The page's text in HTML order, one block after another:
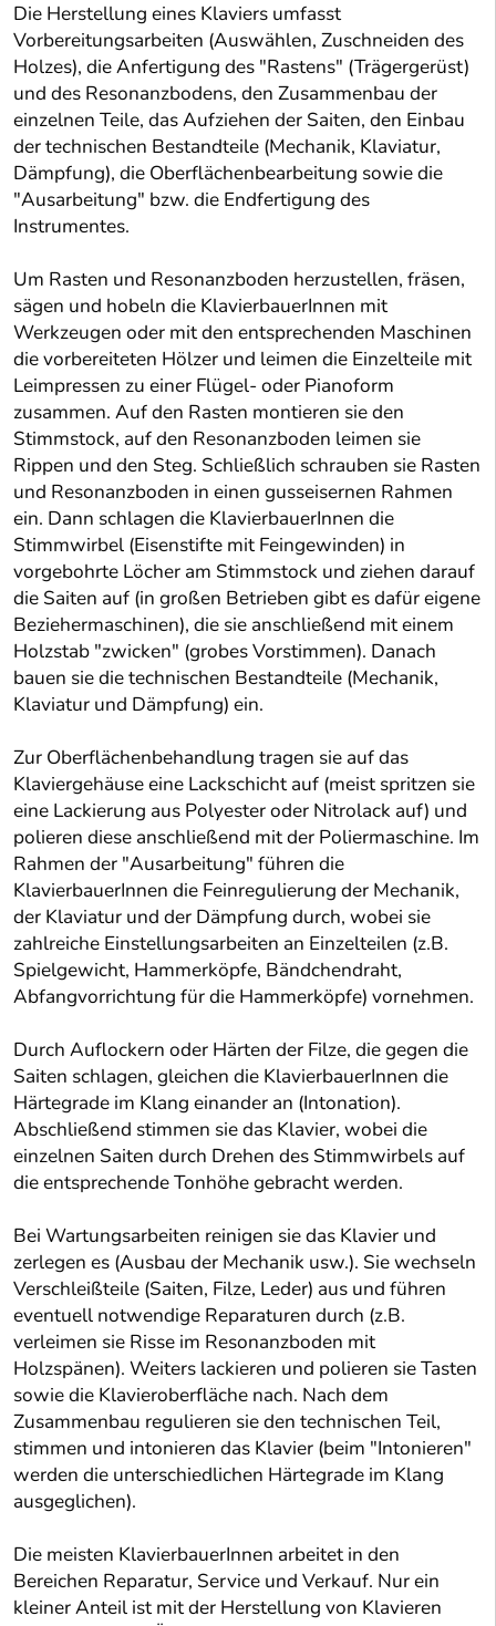
Die Herstellung eines Klaviers umfasst
Vorbereitungsarbeiten (Auswählen, Zuschneiden des
Holzes), die Anfertigung des "Rastens" (Trägergerüst)
und des Resonanzbodens, den Zusammenbau der
einzelnen Teile, das Aufziehen der Saiten, den Einbau
der technischen Bestandteile (Mechanik, Klaviatur,
Dämpfung), die Oberflächenbearbeitung sowie die
"Ausarbeitung" bzw. die Endfertigung des
Instrumentes.
Um Rasten und Resonanzboden herzustellen, fräsen,
sägen und hobeln die KlavierbauerInnen mit
Werkzeugen oder mit den entsprechenden Maschinen
die vorbereiteten Hölzer und leimen die Einzelteile mit
Leimpressen zu einer Flügel- oder Pianoform
zusammen. Auf den Rasten montieren sie den
Stimmstock, auf den Resonanzboden leimen sie
Rippen und den Steg. Schließlich schrauben sie Rasten
und Resonanzboden in einen gusseisernen Rahmen
ein. Dann schlagen die KlavierbauerInnen die
Stimmwirbel (Eisenstifte mit Feingewinden) in
vorgebohrte Löcher am Stimmstock und ziehen darauf
die Saiten auf (in großen Betrieben gibt es dafür eigene
Beziehermaschinen), die sie anschließend mit einem
Holzstab "zwicken" (grobes Vorstimmen). Danach
bauen sie die technischen Bestandteile (Mechanik,
Klaviatur und Dämpfung) ein.
Zur Oberflächenbehandlung tragen sie auf das
Klaviergehäuse eine Lackschicht auf (meist spritzen sie
eine Lackierung aus Polyester oder Nitrolack auf) und
polieren diese anschließend mit der Poliermaschine. Im
Rahmen der "Ausarbeitung" führen die
KlavierbauerInnen die Feinregulierung der Mechanik,
der Klaviatur und der Dämpfung durch, wobei sie
zahlreiche Einstellungsarbeiten an Einzelteilen (z.B.
Spielgewicht, Hammerköpfe, Bändchendraht,
Abfangvorrichtung für die Hammerköpfe) vornehmen.
Durch Auflockern oder Härten der Filze, die gegen die
Saiten schlagen, gleichen die KlavierbauerInnen die
Härtegrade im Klang einander an (Intonation).
Abschließend stimmen sie das Klavier, wobei die
einzelnen Saiten durch Drehen des Stimmwirbels auf
die entsprechende Tonhöhe gebracht werden.
Bei Wartungsarbeiten reinigen sie das Klavier und
zerlegen es (Ausbau der Mechanik usw.). Sie wechseln
Verschleißteile (Saiten, Filze, Leder) aus und führen
eventuell notwendige Reparaturen durch (z.B.
verleimen sie Risse im Resonanzboden mit
Holzspänen). Weiters lackieren und polieren sie Tasten
sowie die Klavieroberfläche nach. Nach dem
Zusammenbau regulieren sie den technischen Teil,
stimmen und intonieren das Klavier (beim "Intonieren"
werden die unterschiedlichen Härtegrade im Klang
ausgeglichen).
Die meisten KlavierbauerInnen arbeitet in den
Bereichen Reparatur, Service und Verkauf. Nur ein
kleiner Anteil ist mit der Herstellung von Klavieren